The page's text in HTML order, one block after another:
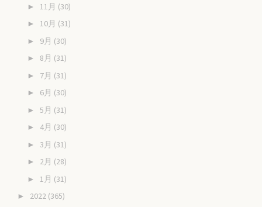
► 11月 (30)
► 10月 (31)
► 9月 (30)
► 8月 (31)
► 7月 (31)
► 6月 (30)
► 5月 (31)
► 4月 (30)
► 3月 (31)
► 2月 (28)
► 1月 (31)
► 2022 (365)